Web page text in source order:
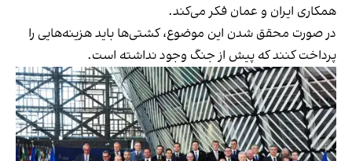
همکاری ایران و عمان فکر می‌کند.
در صورت محقق شدن این موضوع، کشتی‌ها باید هزینه‌هایی را
پرداخت کنند که پیش از جنگ وجود نداشته است.